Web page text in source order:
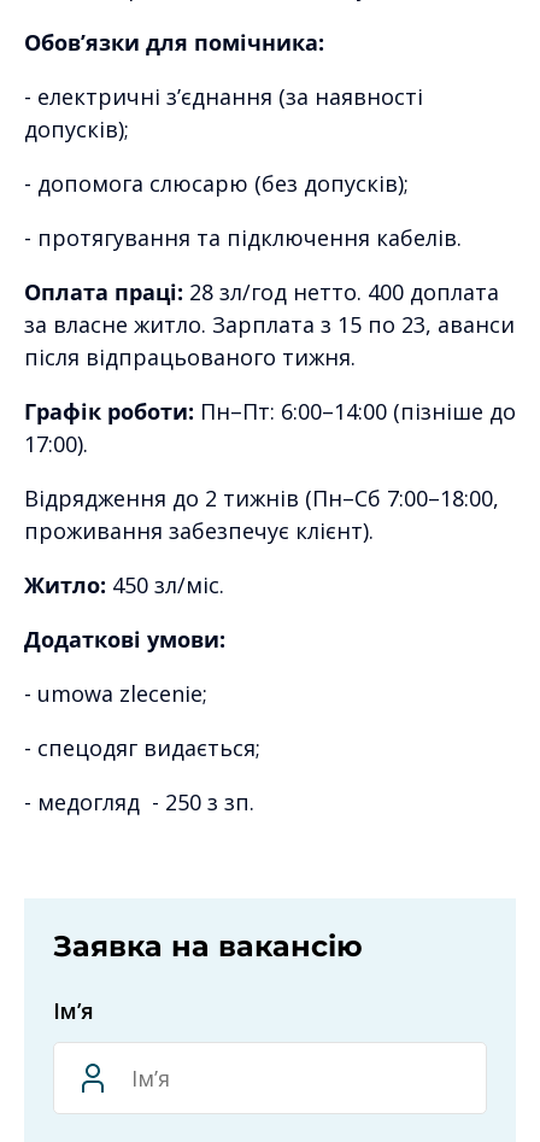
Обов’язки для помічника:
- електричні з’єднання (за наявності
допусків);
- допомога слюсарю (без допусків);
- протягування та підключення кабелів.
Оплата праці: 28 зл/год нетто. 400 доплата
за власне житло. Зарплата з 15 по 23, аванси
після відпрацьованого тижня.
Графік роботи: Пн–Пт: 6:00–14:00 (пізніше до
17:00).
Відрядження до 2 тижнів (Пн–Сб 7:00–18:00,
проживання забезпечує клієнт).
Житло: 450 зл/міс.
Додаткові умови:
- umowa zlecenie;
- спецодяг видається;
- медогляд - 250 з зп.
Заявка на вакансію
Ім’я